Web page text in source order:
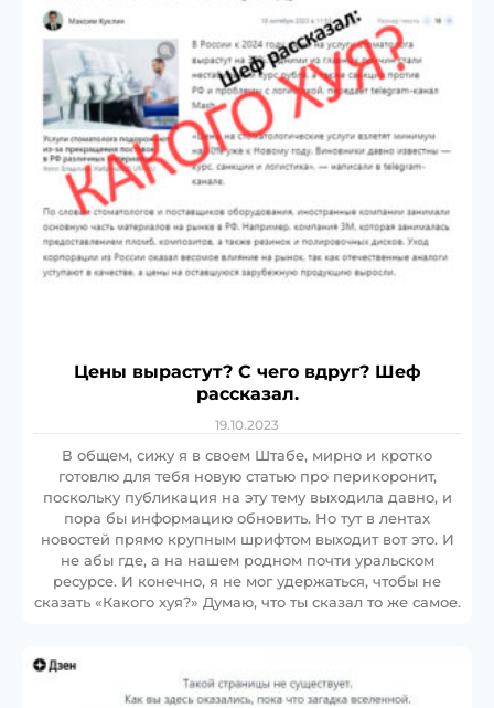
Цены вырастут? С чего вдруг? Шеф
рассказал.
19.10.2023
В общем, сижу я в своем Штабе, мирно и кротко
готовлю для тебя новую статью про перикоронит,
поскольку публикация на эту тему выходила давно, и
пора бы информацию обновить. Но тут в лентах
новостей прямо крупным шрифтом выходит вот это. И
не абы где, а на нашем родном почти уральском
ресурсе. И конечно, я не мог удержаться, чтобы не
сказать «Какого хуя?» Думаю, что ты сказал то же самое.